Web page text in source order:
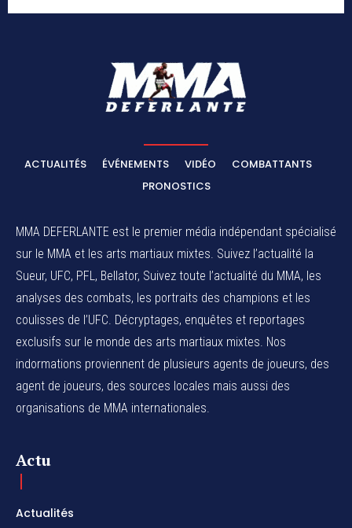
ACTUALITÉS ÉVÉNEMENTS VIDÉO
COMBATTANTS
PRONOSTICS
MMA DEFERLANTE est le premier média indépendant spécialisé
sur le MMA et les arts martiaux mixtes. Suivez l’actualité la
Sueur, UFC, PFL, Bellator, Suivez toute l’actualité du MMA, les
analyses des combats, les portraits des champions et les
coulisses de l’UFC. Décryptages, enquêtes et reportages
exclusifs sur le monde des arts martiaux mixtes. Nos
indormations proviennent de plusieurs agents de joueurs, des
agent de joueurs, des sources locales mais aussi des
organisations de MMA internationales.
Actu
Actualités